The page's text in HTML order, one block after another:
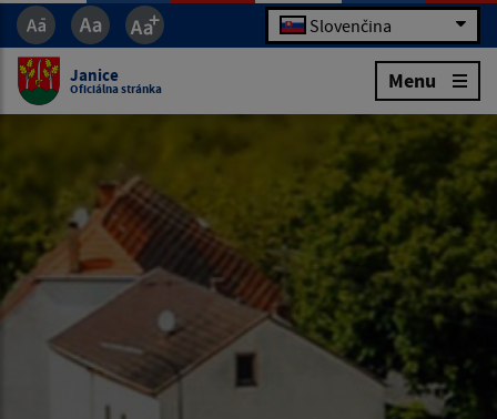
Slovenčina
Janice
Oficiálna stránka Menu